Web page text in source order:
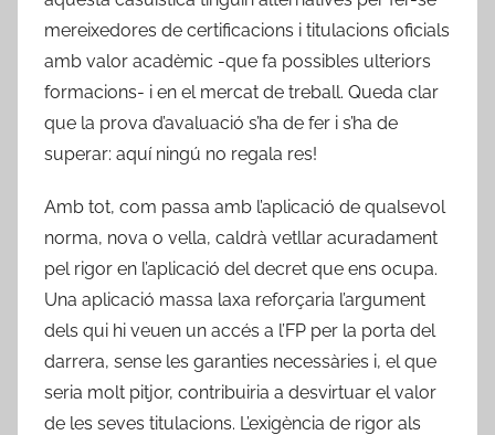
mereixedores de certificacions i titulacions oficials
amb valor acadèmic -que fa possibles ulteriors
formacions- i en el mercat de treball. Queda clar
que la prova d’avaluació s’ha de fer i s’ha de
superar: aquí ningú no regala res!
Amb tot, com passa amb l’aplicació de qualsevol
norma, nova o vella, caldrà vetllar acuradament
pel rigor en l’aplicació del decret que ens ocupa.
Una aplicació massa laxa reforçaria l’argument
dels qui hi veuen un accés a l’FP per la porta del
darrera, sense les garanties necessàries i, el que
seria molt pitjor, contribuiria a desvirtuar el valor
de les seves titulacions. L’exigència de rigor als